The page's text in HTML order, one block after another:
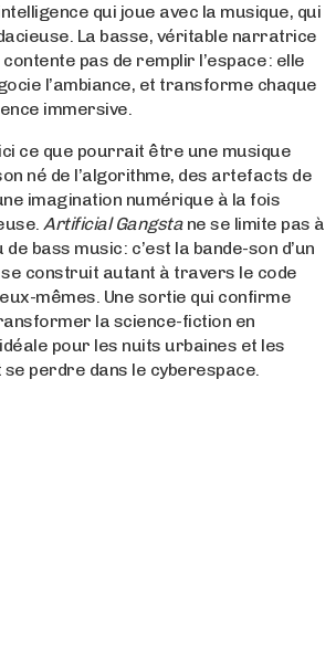
qui joue avec la musique, qui
La basse, véritable narratrice
pas de remplir l’espace : elle
l’ambiance, et transforme chaque
immersive.
ce que pourrait être une musique
né de l’algorithme, des artefacts de
imagination numérique à la fois
Artificial Gangstane se limite pas à
bass music : c’est la bande-son d’un
construit autant à travers le code
mêmes. Une sortie qui confirme
la science-fiction en
pour les nuits urbaines et les
se perdre dans le cyberespace.